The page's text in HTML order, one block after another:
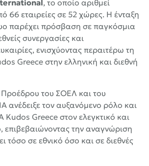
, το οποίο αριθμεί
66 εταιρείες σε 52 χώρες. Η ένταξη
παρέχει πρόσβαση σε παγκόσμια
συνεργασίες και
ενισχύοντας περαιτέρω τη
Greece στην ελληνική και διεθνή
του ΣΟΕΛ και του
ανέδειξε τον αυξανόμενο ρόλο και
Kudos Greece στον ελεγκτικό και
επιβεβαιώνοντας την αναγνώριση
τόσο σε εθνικό όσο και σε διεθνές